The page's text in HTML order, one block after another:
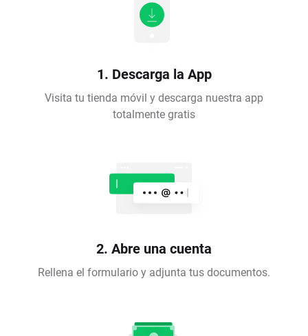
1. Descarga la App
Visita tu tienda móvil y descarga nuestra app
totalmente gratis
2. Abre una cuenta
Rellena el formulario y adjunta tus documentos.